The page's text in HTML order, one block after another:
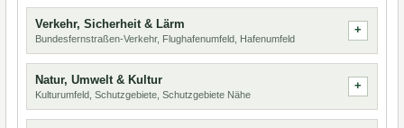
Verkehr, Sicherheit & Lärm
Bundesfernstraßen-Verkehr, Flughafenumfeld, Hafenumfeld
Natur, Umwelt & Kultur
Kulturumfeld, Schutzgebiete, Schutzgebiete Nähe